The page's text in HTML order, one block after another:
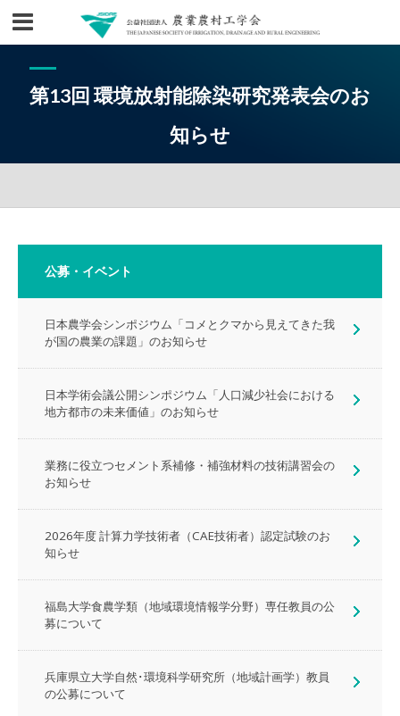
第13回 環境放射能除染研究発表会のお
知らせ
公募・イベント
日本農学会シンポジウム「コメとクマから見えてきた我
が国の農業の課題」のお知らせ
日本学術会議公開シンポジウム「人口減少社会における
地方都市の未来価値」のお知らせ
業務に役立つセメント系補修・補強材料の技術講習会の
お知らせ
2026年度 計算力学技術者（CAE技術者）認定試験のお
知らせ
福島大学食農学類（地域環境情報学分野）専任教員の公
募について
兵庫県立大学自然･環境科学研究所（地域計画学）教員
の公募について